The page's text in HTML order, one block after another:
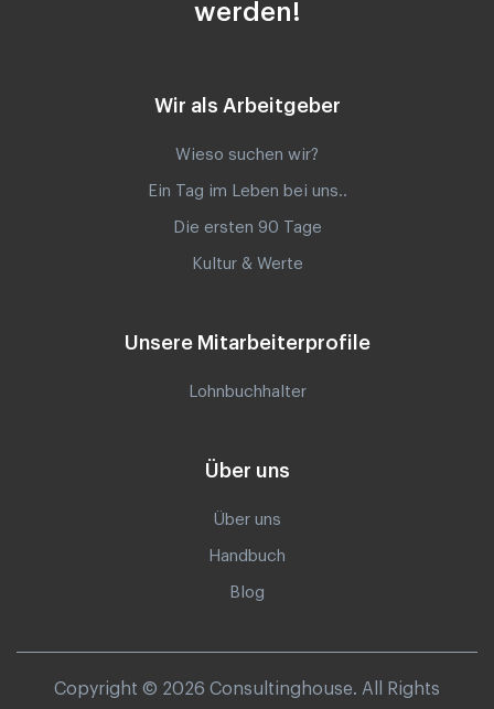
werden!
Wir als Arbeitgeber
Wieso suchen wir?
Ein Tag im Leben bei uns..
Die ersten 90 Tage
Kultur & Werte
Unsere Mitarbeiterprofile
Lohnbuchhalter
Über uns
Über uns
Handbuch
Blog
Copyright © 2026 Consultinghouse. All Rights